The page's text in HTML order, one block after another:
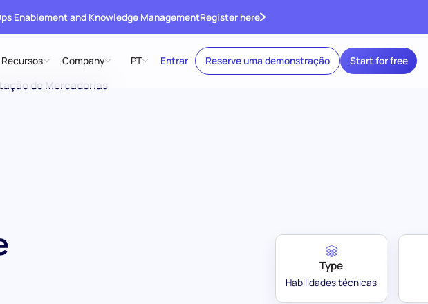
Enablement and Knowledge ManagementRegister here
Recursos Company PT Entrar Reserve uma demonstração Start for free
de Mercadorias
Type
Habilidades técnicas